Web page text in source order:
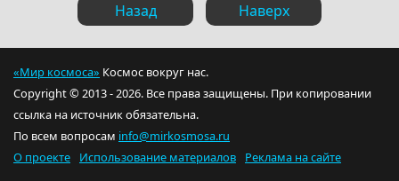
Назад Наверх
«Мир космоса» Космос вокруг нас.
Copyright © 2013 - 2026. Все права защищены. При копировании
ссылка на источник обязательна.
По всем вопросам info@mirkosmosa.ru
О проекте
Использование материалов Реклама на сайте